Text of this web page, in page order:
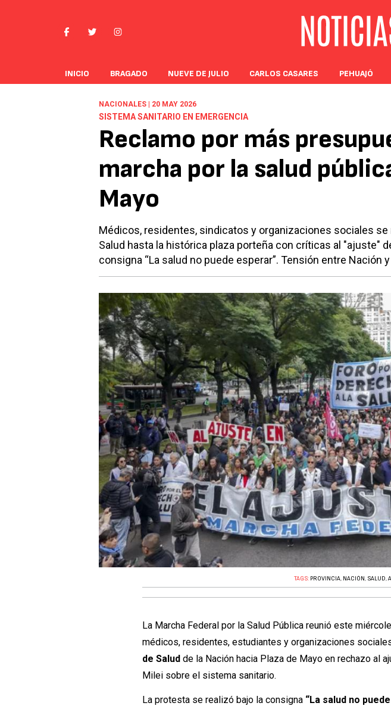
INICIO BRAGADO NUEVE DE JULIO CARLOS CASARES PEHUAJÓ
NACIONALES | 20 MAY 2026
SISTEMA SANITARIO EN EMERGENCIA
Reclamo por más
marcha por la salud
Mayo
Médicos, residentes, sindicatos y organizaciones sociales
Salud hasta la histórica plaza porteña con críticas al "ajuste"
consigna “La salud no puede esperar”. Tensión entre Nación
TAGS: PROVINCIA, NACIÓN, SALUD,
La Marcha Federal por la Salud Pública reunió este
médicos, residentes, estudiantes y organizaciones
de Saludde la Nación hacia Plaza de Mayo en rechazo al
Milei sobre el sistema sanitario.
La protesta se realizó bajo la consigna “La salud no